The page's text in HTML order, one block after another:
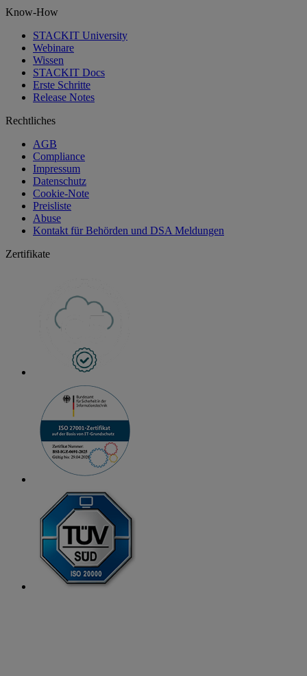
Know-How
STACKIT University
Webinare
Wissen
STACKIT Docs
Erste Schritte
Release Notes
Rechtliches
AGB
Compliance
Impressum
Datenschutz
Cookie-Note
Preisliste
Abuse
Kontakt für Behörden und DSA Meldungen
Zertifikate